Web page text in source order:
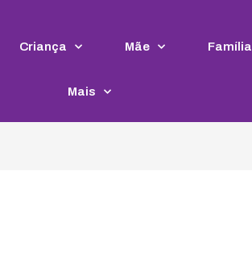
Criança Mãe Família
Mais